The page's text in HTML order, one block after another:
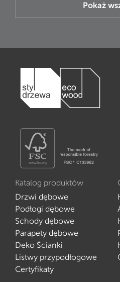
Pokaż
Katalog produktów
Drzwi dębowe
Podłogi dębowe
Schody dębowe
Parapety dębowe
Deko Ścianki
Listwy przypodłogowe
Certyfikaty